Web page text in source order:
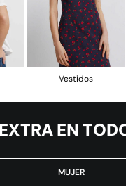
Vestidos
EN
MUJER